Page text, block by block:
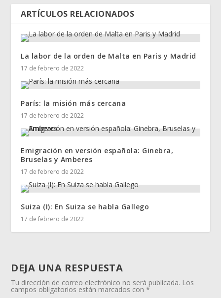
ARTÍCULOS RELACIONADOS
La labor de la orden de Malta en Paris y Madrid
17 de febrero de 2022
París: la misión más cercana
17 de febrero de 2022
Emigración en versión española: Ginebra,
Bruselas y Amberes
17 de febrero de 2022
Suiza (I): En Suiza se habla Gallego
17 de febrero de 2022
DEJA UNA RESPUESTA
Tu dirección de correo electrónico no será publicada. Los
campos obligatorios están marcados con*